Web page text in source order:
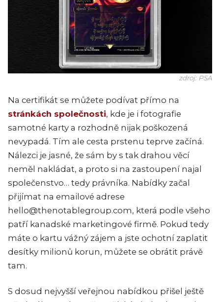
zdroj: PSA
Na certifikát se můžete podívat přímo na
stránkách společnosti, kde je i fotografie
samotné karty a rozhodně nijak poškozená
nevypadá. Tím ale cesta prstenu teprve začíná.
Nálezci je jasné, že sám by s tak drahou věcí
neměl nakládat, a proto si na zastoupení najal
společenstvo… tedy právníka. Nabídky začal
přijímat na emailové adrese
hello@thenotablegroup.com, která podle všeho
patří kanadské marketingové firmě. Pokud tedy
máte o kartu vážný zájem a jste ochotní zaplatit
desítky milionů korun, můžete se obrátit právě
tam.
S dosud nejvyšší veřejnou nabídkou přišel ještě